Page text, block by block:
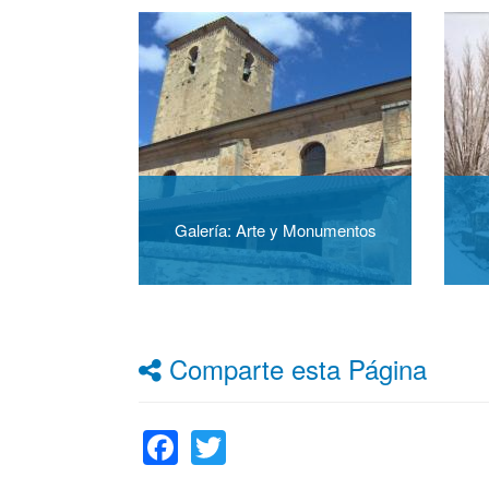
Galería: Arte y Monumentos
Comparte esta Página
Facebook